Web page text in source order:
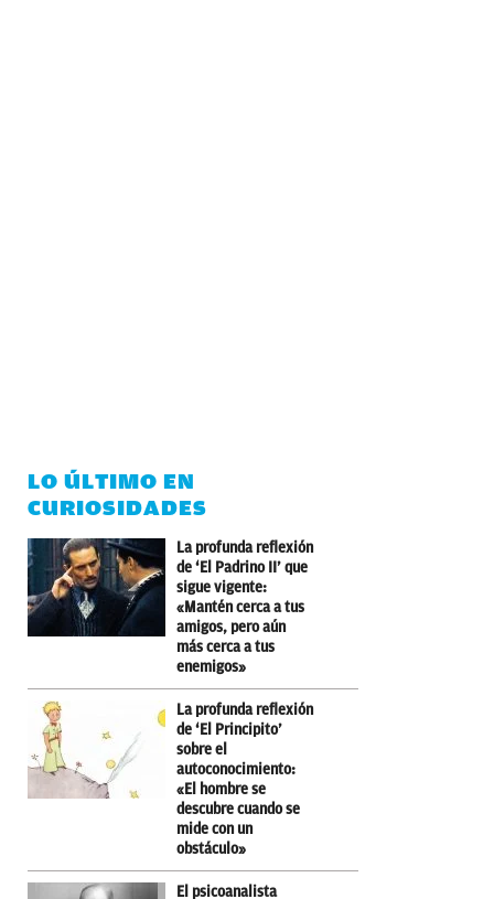
LO ÚLTIMO EN
CURIOSIDADES
La profunda reflexión
de ‘El Padrino II’ que
sigue vigente:
«Mantén cerca a tus
amigos, pero aún
más cerca a tus
enemigos»
La profunda reflexión
de ‘El Principito’
sobre el
autoconocimiento:
«El hombre se
descubre cuando se
mide con un
obstáculo»
El psicoanalista